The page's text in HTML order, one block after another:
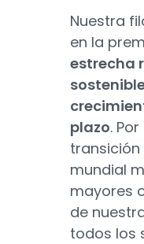
Nuestra
en la
estrecha
plazo.
mundial
mayores
de
todos los